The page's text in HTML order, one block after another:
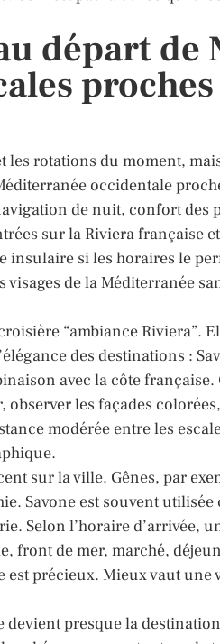
départ de
proches
les rotations du moment,
occidentale
de nuit, confort des
sur la Riviera française
insulaire si les horaires le
de la Méditerranée
“ambiance Riviera”.
des destinations :
avec la côte française.
les façades
modérée entre les
sur la ville. Gênes, par
Savone est souvent
Selon l’horaire d’arrivée,
front de mer, marché,
précieux. Mieux vaut une
presque la